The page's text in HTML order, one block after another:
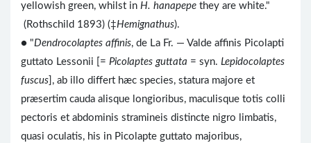
yellowish green, whilst in H. hanapepe they are white."
(Rothschild 1893) (‡Hemignathus).
● "Dendrocolaptes affinis, de La Fr. — Valde affinis Picolapti
guttato Lessonii [= Picolaptes guttata = syn. Lepidocolaptes
fuscus ], ab illo differt hæc species, statura majore et
præsertim cauda alisque longioribus, maculisque totis colli
pectoris et abdominis stramineis distincte nigro limbatis,
quasi oculatis, his in Picolapte guttato majoribus,